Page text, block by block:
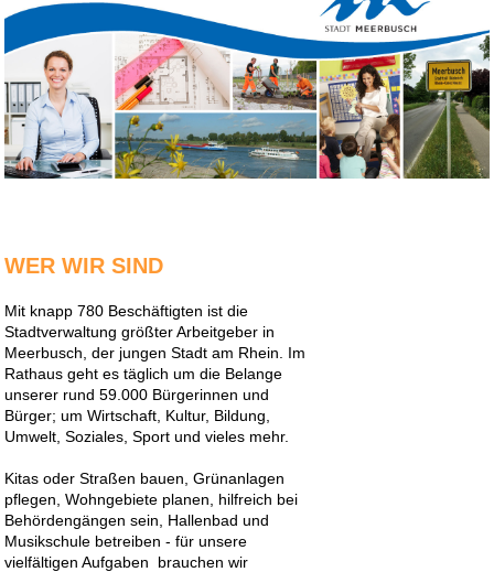
WER WIR SIND
Mit knapp 780 Beschäftigten ist die
Stadtverwaltung größter Arbeitgeber in
Meerbusch, der jungen Stadt am Rhein. Im
Rathaus geht es täglich um die Belange
unserer rund 59.000 Bürgerinnen und
Bürger; um Wirtschaft, Kultur, Bildung,
Umwelt, Soziales, Sport und vieles mehr.
Kitas oder Straßen bauen, Grünanlagen
pflegen, Wohngebiete planen, hilfreich bei
Behördengängen sein, Hallenbad und
Musikschule betreiben - für unsere
vielfältigen Aufgaben brauchen wir